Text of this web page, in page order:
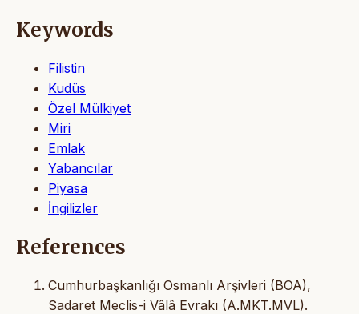
Keywords
Filistin
Kudüs
Özel Mülkiyet
Miri
Emlak
Yabancılar
Piyasa
İngilizler
References
Cumhurbaşkanlığı Osmanlı Arşivleri (BOA),
Sadaret Meclis-i Vâlâ Evrakı (A.MKT.MVL).